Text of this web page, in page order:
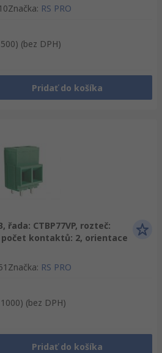
Značka: RS PRO
(bez DPH)
Pridať do košíka
řada: CTBP77VP, rozteč:
počet kontaktů: 2, orientace
Značka: RS PRO
(bez DPH)
Pridať do košíka